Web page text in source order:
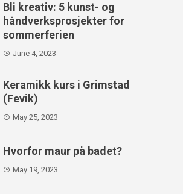
Bli kreativ: 5 kunst- og
håndverksprosjekter for
sommerferien
June 4, 2023
Keramikk kurs i Grimstad
(Fevik)
May 25, 2023
Hvorfor maur på badet?
May 19, 2023